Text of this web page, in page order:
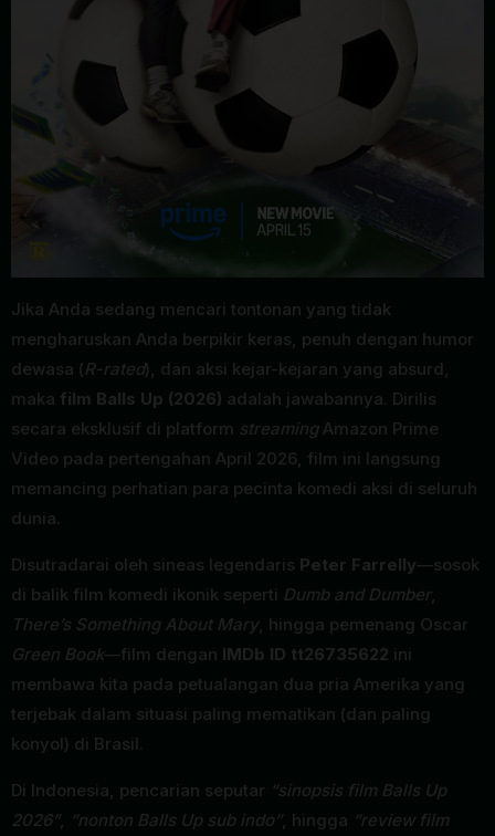
Jika Anda sedang mencari tontonan yang tidak
mengharuskan Anda berpikir keras, penuh dengan humor
dewasa (R-rated), dan aksi kejar-kejaran yang absurd,
maka film Balls Up (2026) adalah jawabannya. Dirilis
secara eksklusif di platform streamingAmazon Prime
Video pada pertengahan April 2026, film ini langsung
memancing perhatian para pecinta komedi aksi di seluruh
dunia.
Disutradarai oleh sineas legendaris Peter Farrelly—sosok
di balik film komedi ikonik seperti Dumb and Dumber,
There’s Something About Mary, hingga pemenang Oscar
Green Book—film dengan IMDb ID tt26735622 ini
membawa kita pada petualangan dua pria Amerika yang
terjebak dalam situasi paling mematikan (dan paling
konyol) di Brasil.
Di Indonesia, pencarian seputar “sinopsis film Balls Up
2026”, “nonton Balls Up sub indo”, hingga “review film